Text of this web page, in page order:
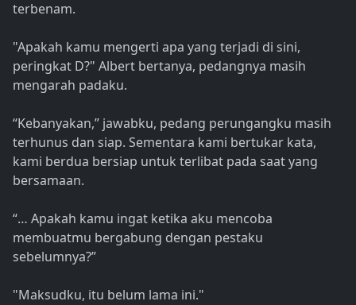
terbenam.
"Apakah kamu mengerti apa yang terjadi di sini,
peringkat D?" Albert bertanya, pedangnya masih
mengarah padaku.
“Kebanyakan,” jawabku, pedang perungangku masih
terhunus dan siap. Sementara kami bertukar kata,
kami berdua bersiap untuk terlibat pada saat yang
bersamaan.
“… Apakah kamu ingat ketika aku mencoba
membuatmu bergabung dengan pestaku
sebelumnya?”
"Maksudku, itu belum lama ini."